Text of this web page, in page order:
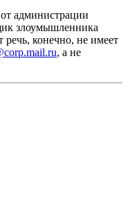
администрации
злоумышленника
конечно, не имеет
, а не